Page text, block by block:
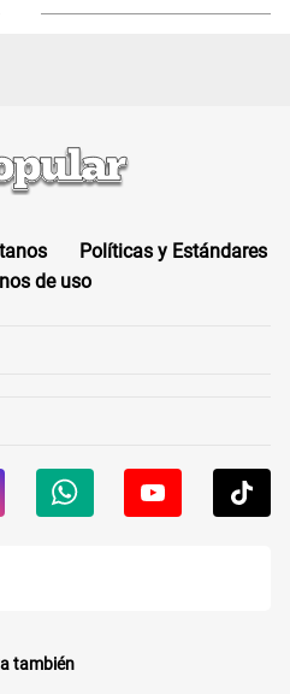
Políticas y Estándares
de uso
también